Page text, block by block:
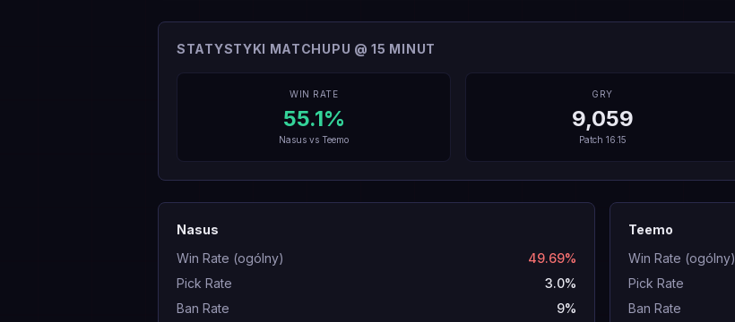
STATYSTYKI MATCHUPU @ 15 MINUT
WIN RATE
55.1%
Nasus vs Teemo
GRY
9,059
Patch 16.15
Nasus
Win Rate (ogólny)
49.69%
Pick Rate
3.0%
Ban Rate
9%
Teemo
Win Rate (ogólny)
Pick Rate
Ban Rate